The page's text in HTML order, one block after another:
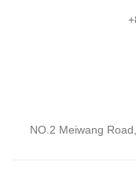
NO.2 Meiwang